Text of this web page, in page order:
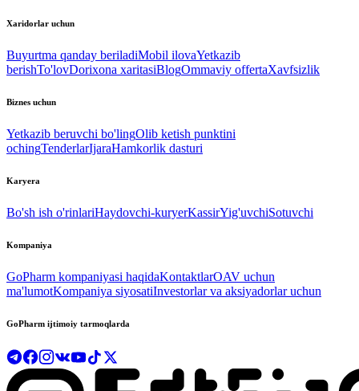
Xaridorlar uchun
Buyurtma qanday beriladiMobil ilovaYetkazib
berishTo'lovDorixona xaritasiBlogOmmaviy offertaXavfsizlik
Biznes uchun
Yetkazib beruvchi bo'lingOlib ketish punktini
ochingTenderlarIjaraHamkorlik dasturi
Karyera
Bo'sh ish o'rinlariHaydovchi-kuryerKassirYig'uvchiSotuvchi
Kompaniya
GoPharm kompaniyasi haqidaKontaktlarOAV uchun
ma'lumotKompaniya siyosatiInvestorlar va aksiyadorlar uchun
GoPharm ijtimoiy tarmoqlarda